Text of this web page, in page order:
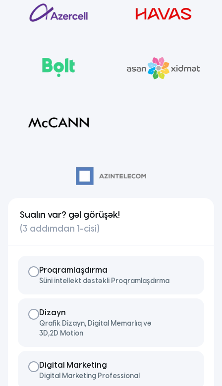
Sualın var? gəl görüşək!
(3 addımdan 1-cisi)
Proqramlaşdırma
Süni intellekt dəstəkli Proqramlaşdırma
Dizayn
Qrafik Dizayn, Digital Memarlıq və
3D,2D Motion
Digital Marketing
Digital Marketing Professional